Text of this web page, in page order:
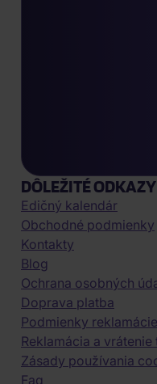
DÔLEŽITÉ ODKAZY
Edičný kalendár
Obchodné podmienky
Kontakty
Blog
Ochrana osobných
Doprava platba
Podmienky
Reklamácia a vrátenie
Zásady používania
Faq